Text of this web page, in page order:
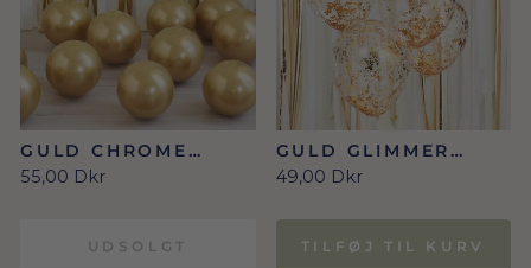
GULD CHROME
MOSAIK BALLONER
40 STK./12 CM.
55,00 Dkr
UDSOLGT
GULD GLIMMER
KONFETTI
BALLONER 5 STK.
49,00 Dkr
TILFØJ TIL KURV